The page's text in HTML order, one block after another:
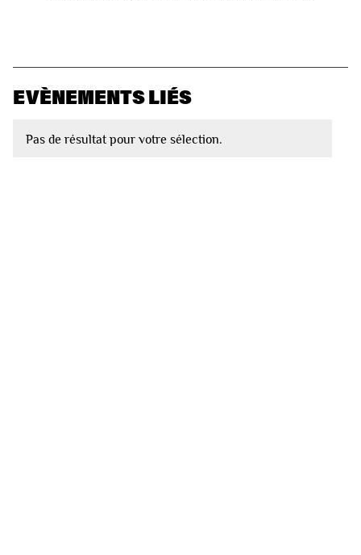
EVÈNEMENTS LIÉS
Pas de résultat pour votre sélection.